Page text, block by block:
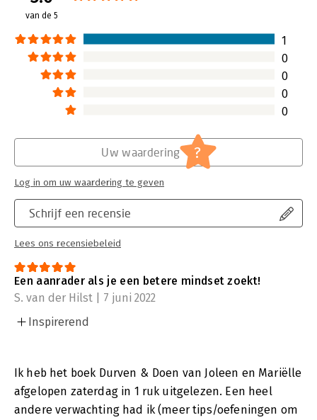
van de 5
1
0
0
0
0
Schrijf een recensie
Lees ons recensiebeleid
Uw waardering ?
Log in om uw waardering te geven
Een aanrader als je een betere mindset zoekt!
S. van der Hilst | 7 juni 2022
Inspirerend
Ik heb het boek Durven & Doen van Joleen en Mariëlle
afgelopen zaterdag in 1 ruk uitgelezen. Een heel
andere verwachting had ik (meer tips/oefeningen om